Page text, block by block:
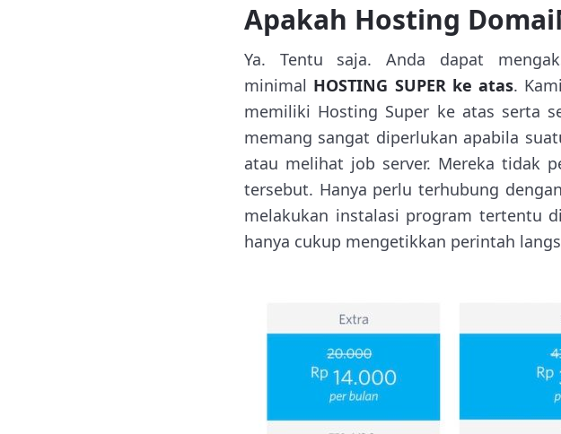
Apakah Hosting
Ya. Tentu saja. Anda dapat
minimal HOSTING SUPER ke atas.
memiliki Hosting Super ke atas serta
memang sangat diperlukan apabila
atau melihat job server. Mereka tidak
tersebut. Hanya perlu terhubung
melakukan instalasi program tertentu
hanya cukup mengetikkan perintah